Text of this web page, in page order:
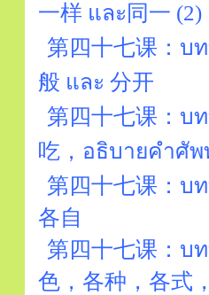
一样 และ同一 (2)
第四十七课：บ
般 และ 分开
第四十七课：บ
吃，อธิบายคำศัพ
第四十七课：บ
各自
第四十七课：บ
色，各种，各式